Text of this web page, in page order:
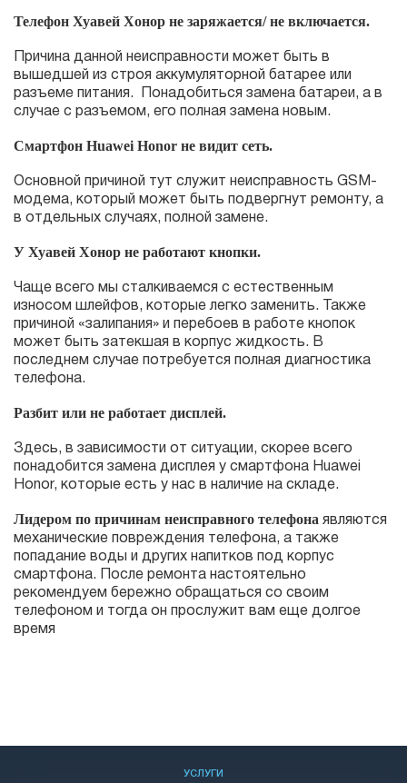
Телефон Хуавей Хонор не заряжается/ не включается.
Причина данной неисправности может быть в
вышедшей из строя аккумуляторной батарее или
разъеме питания. Понадобиться замена батареи, а в
случае с разъемом, его полная замена новым.
Смартфон Huawei Honor не видит сеть.
Основной причиной тут служит неисправность GSM-
модема, который может быть подвергнут ремонту, а
в отдельных случаях, полной замене.
У Хуавей Хонор не работают кнопки.
Чаще всего мы сталкиваемся с естественным
износом шлейфов, которые легко заменить. Также
причиной «залипания» и перебоев в работе кнопок
может быть затекшая в корпус жидкость. В
последнем случае потребуется полная диагностика
телефона.
Разбит или не работает дисплей.
Здесь, в зависимости от ситуации, скорее всего
понадобится замена дисплея у смартфона Huawei
Honor, которые есть у нас в наличие на складе.
Лидером по причинам неисправного телефона являются
механические повреждения телефона, а также
попадание воды и других напитков под корпус
смартфона. После ремонта настоятельно
рекомендуем бережно обращаться со своим
телефоном и тогда он прослужит вам еще долгое
время
УСЛУГИ